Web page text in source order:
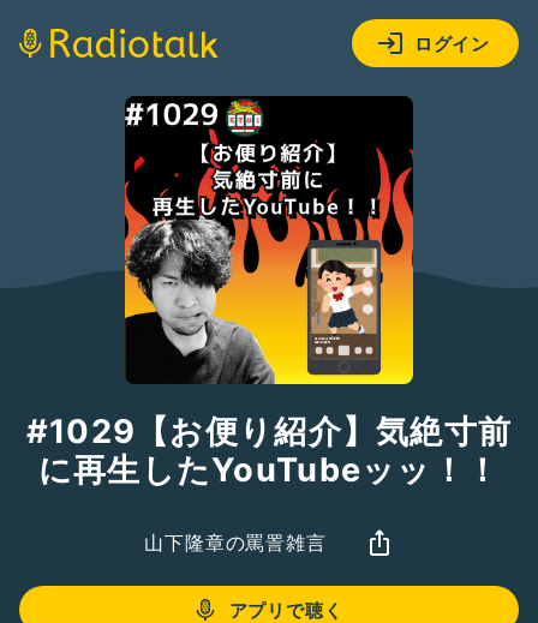
ログイン
#1029【お便り紹介】気絶寸前
に再生したYouTubeッッ！！
山下隆章の罵詈雑言
アプリで聴く